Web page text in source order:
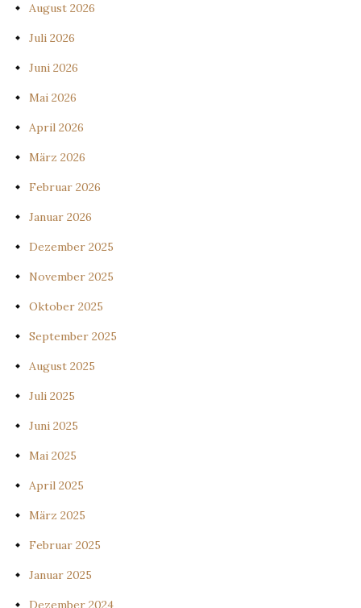
August 2026
Juli 2026
Juni 2026
Mai 2026
April 2026
März 2026
Februar 2026
Januar 2026
Dezember 2025
November 2025
Oktober 2025
September 2025
August 2025
Juli 2025
Juni 2025
Mai 2025
April 2025
März 2025
Februar 2025
Januar 2025
Dezember 2024